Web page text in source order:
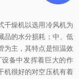
干燥机以选用冷风机为
品的水分损耗；中、低
为主，其特点是恒温效
备中发挥着巨大的作
机很好的对空压机有着